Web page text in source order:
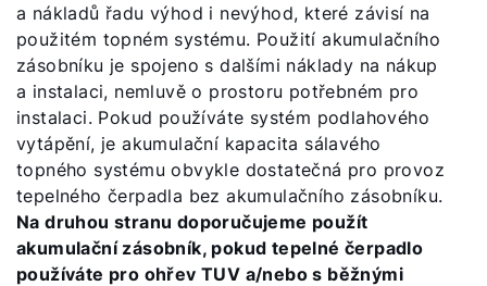
a nákladů řadu výhod i nevýhod, které závisí na
použitém topném systému. Použití akumulačního
zásobníku je spojeno s dalšími náklady na nákup
a instalaci, nemluvě o prostoru potřebném pro
instalaci. Pokud používáte systém podlahového
vytápění, je akumulační kapacita sálavého
topného systému obvykle dostatečná pro provoz
tepelného čerpadla bez akumulačního zásobníku.
Na druhou stranu doporučujeme použít
akumulační zásobník, pokud tepelné čerpadlo
používáte pro ohřev TUV a/nebo s běžnými